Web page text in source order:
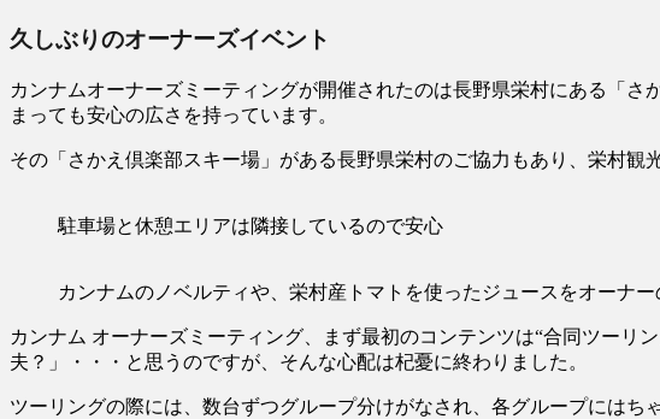
久しぶりのオーナーズイベント
カンナムオーナーズミーティングが開催されたのは長野県栄村にある「
まっても安心の広さを持っています。
その「さかえ倶楽部スキー場」がある長野県栄村のご協力もあり、栄村
駐車場と休憩エリアは隣接しているので安心
カンナムのノベルティや、栄村産トマトを使ったジュースをオーナ
カンナム オーナーズミーティング、まず最初のコンテンツは“合同ツーリ
夫？」・・・と思うのですが、そんな心配は杞憂に終わりました。
ツーリングの際には、数台ずつグループ分けがなされ、各グループには